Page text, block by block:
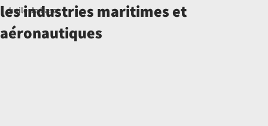
huile de base
les industries maritimes et
aéronautiques